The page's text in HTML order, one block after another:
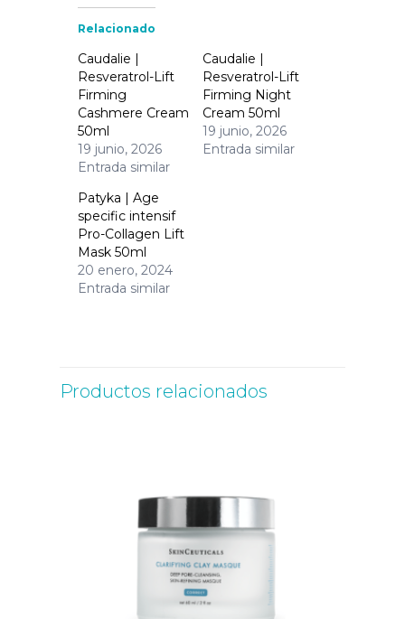
Relacionado
Caudalie |
Resveratrol-Lift
Firming
Cashmere Cream
50ml
19 junio, 2026
Entrada similar
Caudalie |
Resveratrol-Lift
Firming Night
Cream 50ml
19 junio, 2026
Entrada similar
Patyka | Age
specific intensif
Pro-Collagen Lift
Mask 50ml
20 enero, 2024
Entrada similar
Productos relacionados